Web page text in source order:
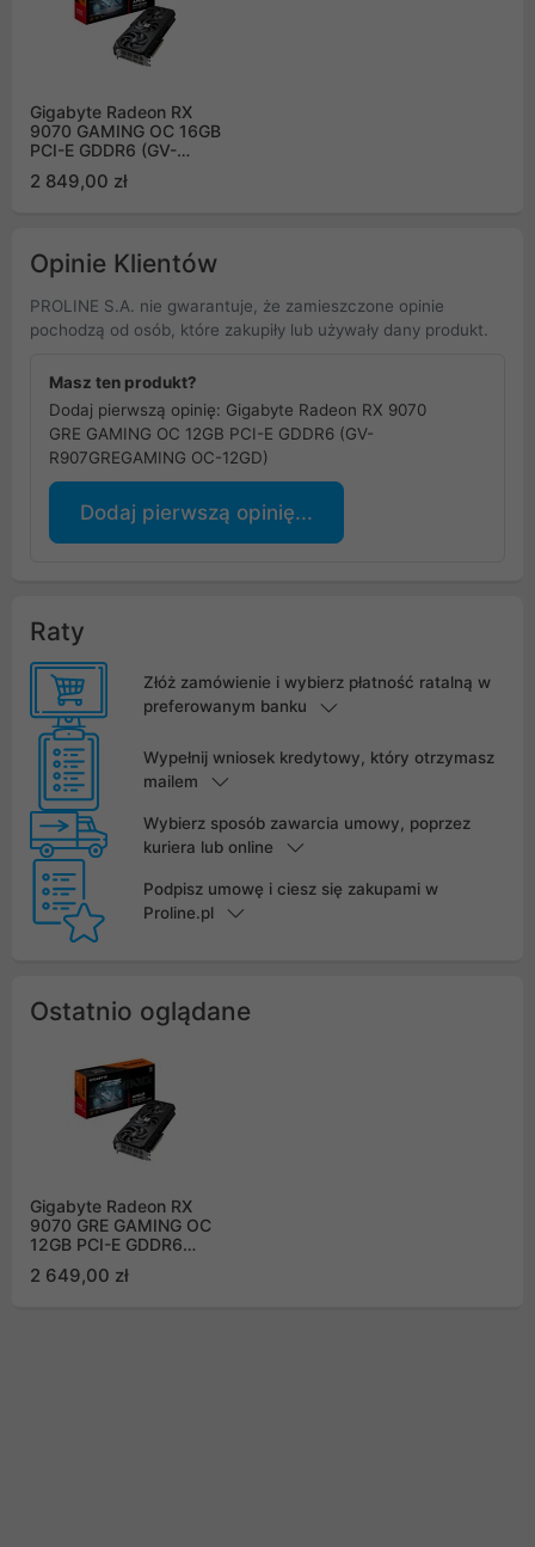
Gigabyte Radeon RX
9070 GAMING OC 16GB
PCI-E GDDR6 (GV-
16GD)
2 849,00 zł
Opinie Klientów
PROLINE S.A. nie gwarantuje, że zamieszczone opinie
pochodzą od osób, które zakupiły lub używały dany produkt.
Masz ten produkt?
Dodaj pierwszą opinię: Gigabyte Radeon RX 9070
GRE GAMING OC 12GB PCI-E GDDR6 (GV-
R907GREGAMING OC-12GD)
Dodaj pierwszą opinię...
Raty
Złóż zamówienie i wybierz płatność ratalną w
preferowanym banku
Wypełnij wniosek kredytowy, który otrzymasz
mailem
Wybierz sposób zawarcia umowy, poprzez
kuriera lub online
Podpisz umowę i ciesz się zakupami w
Proline.pl
Ostatnio oglądane
Gigabyte Radeon RX
9070 GRE GAMING OC
12GB PCI-E GDDR6
OC-12GD)
2 649,00 zł